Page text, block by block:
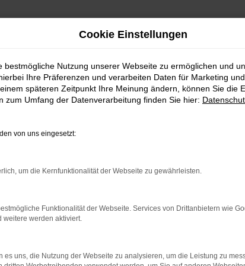
bestimmter Seiten verhindern. Funktioniert die
beheben.
auf dem neuesten Stand sind.
Cookie Einstellungen
bestmögliche Nutzung unserer Webseite zu ermöglichen und
Ihre Präferenzen und verarbeiten Daten für Marketing
späteren Zeitpunkt Ihre Meinung ändern, können Sie die
zum Umfang der Datenverarbeitung finden Sie hier:
von uns eingesetzt:
um die Kernfunktionalität der Webseite zu gewährleisten.
Funktionalität der Webseite. Services von Drittanbietern wie
weitere werden aktiviert.
es uns, die Nutzung der Webseite zu analysieren, um die Leistung zu